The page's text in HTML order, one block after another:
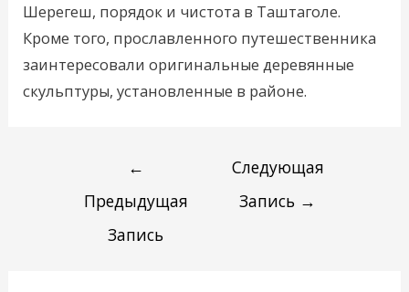
Шерегеш, порядок и чистота в Таштаголе.
Кроме того, прославленного путешественника
заинтересовали оригинальные деревянные
скульптуры, установленные в районе.
←
Предыдущая
Запись
Следующая
Запись →